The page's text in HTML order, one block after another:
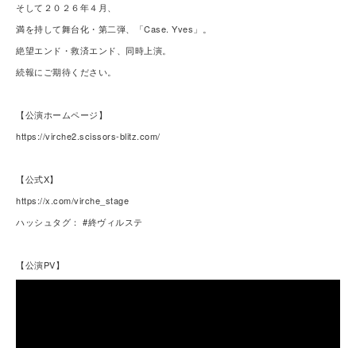
そして２０２６年４月、
満を持して舞台化・第二弾、「Case. Yves」。
絶望エンド・救済エンド、同時上演。
続報にご期待ください。
【公演ホームページ】
https://virche2.scissors-blitz.com/
【公式X】
https://x.com/virche_stage
ハッシュタグ： #終ヴィルステ
【公演PV】